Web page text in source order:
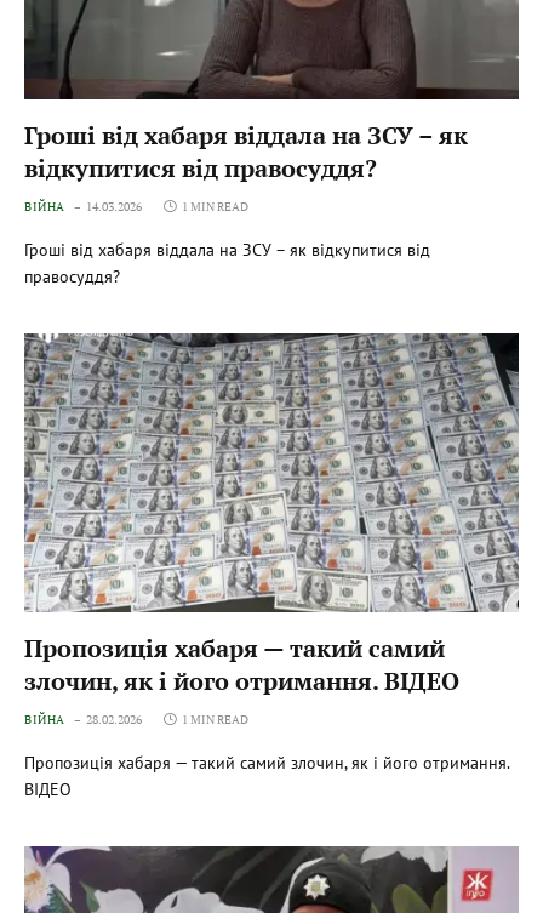
Гроші від хабаря віддала на ЗСУ – як
відкупитися від правосуддя?
ВІЙНА 14.03.2026 1 MIN READ
Гроші від хабаря віддала на ЗСУ – як відкупитися від
правосуддя?
Пропозиція хабаря — такий самий
злочин, як і його отримання. ВІДЕО
ВІЙНА 28.02.2026 1 MIN READ
Пропозиція хабаря — такий самий злочин, як і його отримання.
ВІДЕО